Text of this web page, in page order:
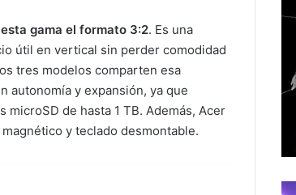
gama el formato 3:2. Es una
útil en vertical sin perder comodidad
tres modelos comparten esa
autonomía y expansión, ya que
de hasta 1 TB. Además, Acer
y teclado desmontable.